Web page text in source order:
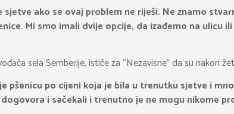
ako se ovaj problem ne riješi. Ne znamo
Mi smo imali dvije opcije, da izađemo na ulicu
sela Semberije, ističe za “Nezavisne” da su nakon
pšenicu po cijeni koja je bila u trenutku sjetve i
i sačekali i trenutno je ne mogu nikome